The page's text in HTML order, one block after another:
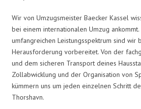
Wir von Umzugsmeister Baecker Kassel
bei einem internationalen Umzug
umfangreichen Leistungsspektrum sind wir
Herausforderung vorbereitet. Von der
und dem sicheren Transport deines
Zollabwicklung und der Organisation von
kümmern uns um jeden einzelnen Schritt
Thorshavn.